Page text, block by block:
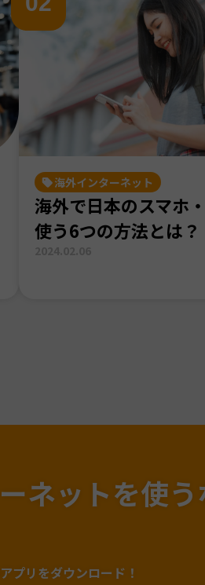
海外インターネット
海外で日本のスマホ
使う6つの方法とは？
ネットを使う
プリをダウンロード！